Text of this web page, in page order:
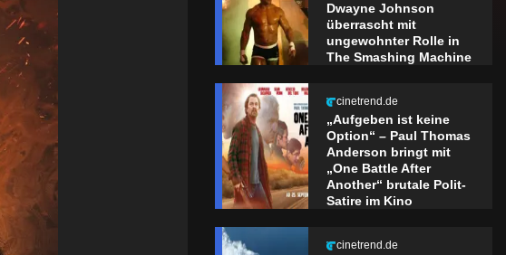
Dwayne Johnson
überrascht mit
ungewohnter Rolle in
The Smashing Machine
cinetrend.de
„Aufgeben ist keine
Option“ – Paul Thomas
Anderson bringt mit
„One Battle After
Another“ brutale Polit-
Satire im Kino
cinetrend.de